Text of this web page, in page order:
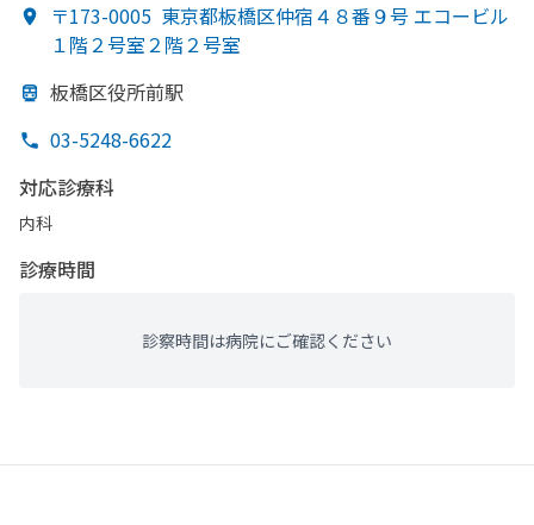
〒173-0005 東京都板橋区仲宿４８番９号 エコービル
１階２号室２階２号室
板橋区役所前駅
03-5248-6622
対応診療科
内科
診療時間
診察時間は病院にご確認ください